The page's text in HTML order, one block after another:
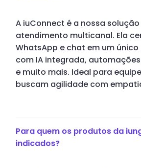
A iuConnect é a nossa
atendimento multicanal. Ela
WhatsApp e chat em um
com IA integrada,
e muito mais. Ideal para
buscam agilidade com
Para quem os produtos da
indicados?